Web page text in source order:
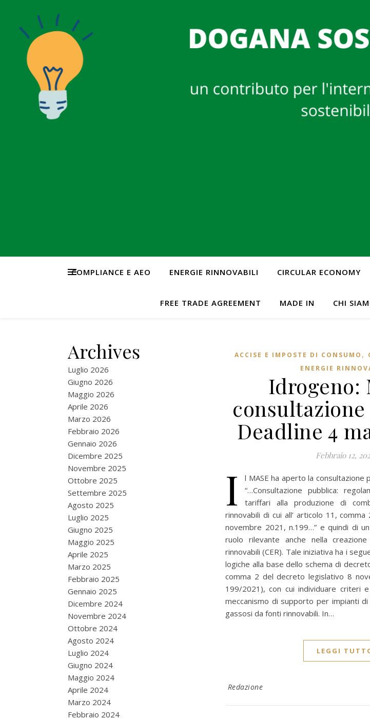
COMPLIANCE E AEO ENERGIE RINNOVABILI CIRCULAR ECONOMY
FREE TRADE AGREEMENT MADE IN CHI
Archives
Luglio 2026
Giugno 2026
Maggio 2026
Aprile 2026
Marzo 2026
Febbraio 2026
Gennaio 2026
Dicembre 2025
Novembre 2025
Ottobre 2025
Settembre 2025
Agosto 2025
Luglio 2025
Giugno 2025
Maggio 2025
Aprile 2025
Marzo 2025
Febbraio 2025
Gennaio 2025
Dicembre 2024
Novembre 2024
Ottobre 2024
Agosto 2024
Luglio 2024
Giugno 2024
Maggio 2024
Aprile 2024
Marzo 2024
Febbraio 2024
ACCISE E IMPOSTE DI CONSUMO ,
ENERGIE
Idrogeno:
Deadline 4
Febbraio 12,
I
l MASE ha aperto la consultazione
“…Consultazione pubblica:
tariffari alla produzione di
rinnovabili di cui all’ articolo 11,
novembre 2021, n.199…” e quindi di
ruolo rilevante anche nella
rinnovabili (CER). Tale iniziativa ha i
logiche alla base dello schema di
comma 2 del decreto legislativo 8
199/2021), con cui individuare criteri
meccanismo di supporto per impianti
gassosi da fonti rinnovabili. In…
LEGGI
Redazione